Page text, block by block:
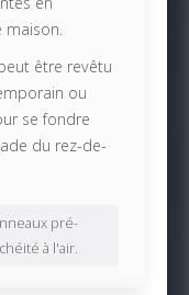
maison.
être revêtu
ou
se fondre
du rez-de-
pré-
à l'air.